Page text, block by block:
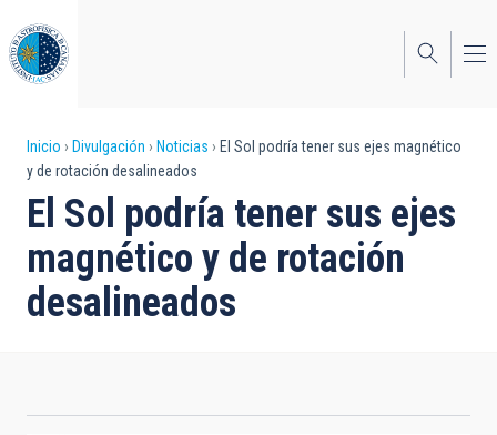
al
contenido
principal
Sobrescribir
enlaces
de
ayuda
a
Inicio Divulgación Noticias
El Sol podría tener sus ejes magnético
y de rotación desalineados
El Sol podría tener sus ejes
magnético y de rotación
desalineados